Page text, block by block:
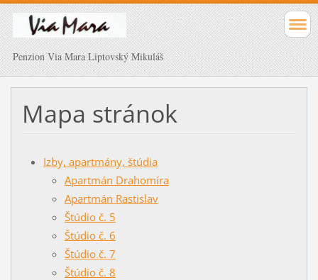
Penzion Via Mara Liptovský Mikuláš
Mapa stránok
Izby, apartmány, štúdia
Apartmán Drahomíra
Apartmán Rastislav
Štúdio č. 5
Štúdio č. 6
Štúdio č. 7
Štúdio č. 8